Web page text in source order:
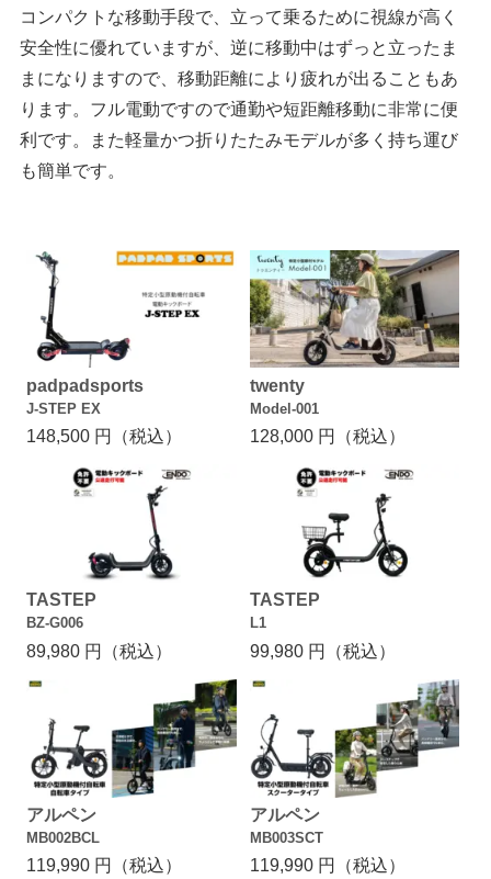
コンパクトな移動手段で、立って乗るために視線が高く
安全性に優れていますが、逆に移動中はずっと立ったま
まになりますので、移動距離により疲れが出ることもあ
ります。フル電動ですので通勤や短距離移動に非常に便
利です。また軽量かつ折りたたみモデルが多く持ち運び
も簡単です。
padpadsports
J-STEP EX
148,500 円（税込）
twenty
Model‑001
128,000 円（税込）
TASTEP
BZ-G006
89,980 円（税込）
TASTEP
L1
99,980 円（税込）
アルペン
MB002BCL
119,990 円（税込）
アルペン
MB003SCT
119,990 円（税込）